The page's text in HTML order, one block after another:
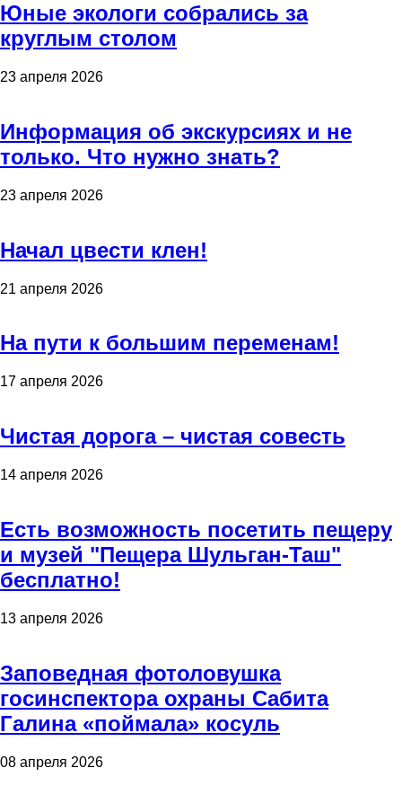
Юные экологи собрались за
круглым столом
23 апреля 2026
Информация об экскурсиях и не
только. Что нужно знать?
23 апреля 2026
Начал цвести клен!
21 апреля 2026
На пути к большим переменам!
17 апреля 2026
Чистая дорога – чистая совесть
14 апреля 2026
Есть возможность посетить пещеру
и музей "Пещера Шульган-Таш"
бесплатно!
13 апреля 2026
Заповедная фотоловушка
госинспектора охраны Сабита
Галина «поймала» косуль
08 апреля 2026